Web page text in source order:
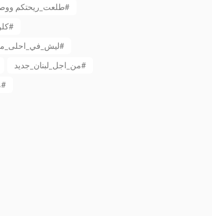
طلعت_ريحتكم ووصلت عالمريخ#
كلن_يعني_كلن#
ليش_في_احلى_من_خرا_لبنان#
من_اجل_لبنان_جديد#
منع_المطامر#